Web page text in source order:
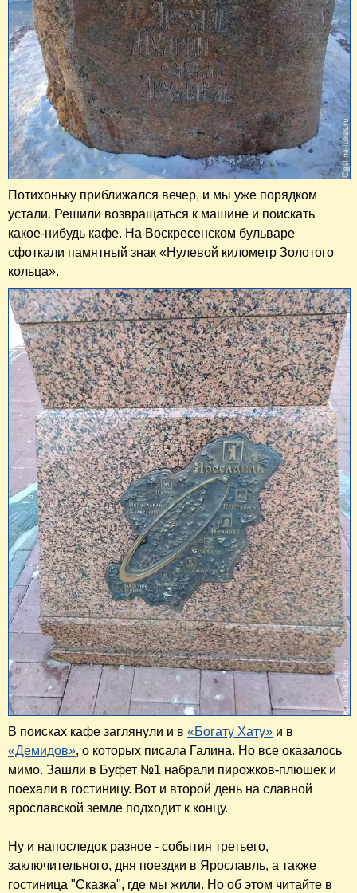
Потихоньку приближался вечер, и мы уже порядком
устали. Решили возвращаться к машине и поискать
какое-нибудь кафе. На Воскресенском бульваре
сфоткали памятный знак «Нулевой километр Золотого
кольца».
В поисках кафе заглянули и в «Богату Хату» и в
«Демидов», о которых писала Галина. Но все оказалось
мимо. Зашли в Буфет №1 набрали пирожков-плюшек и
поехали в гостиницу. Вот и второй день на славной
ярославской земле подходит к концу.
Ну и напоследок разное - события третьего,
заключительного, дня поездки в Ярославль, а также
гостиница "Сказка", где мы жили. Но об этом читайте в